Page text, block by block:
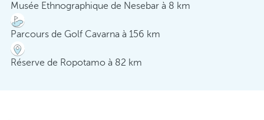
Musée Ethnographique de Nesebar à 8 km
Parcours de Golf Cavarna à 156 km
Réserve de Ropotamo à 82 km